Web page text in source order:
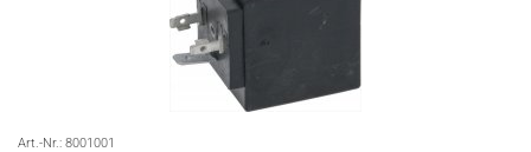
Art.-Nr.: 8001001